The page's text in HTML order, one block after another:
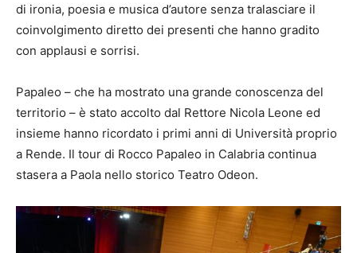
di ironia, poesia e musica d’autore senza tralasciare il
coinvolgimento diretto dei presenti che hanno gradito
con applausi e sorrisi.
Papaleo – che ha mostrato una grande conoscenza del
territorio – è stato accolto dal Rettore Nicola Leone ed
insieme hanno ricordato i primi anni di Università proprio
a Rende. Il tour di Rocco Papaleo in Calabria continua
stasera a Paola nello storico Teatro Odeon.